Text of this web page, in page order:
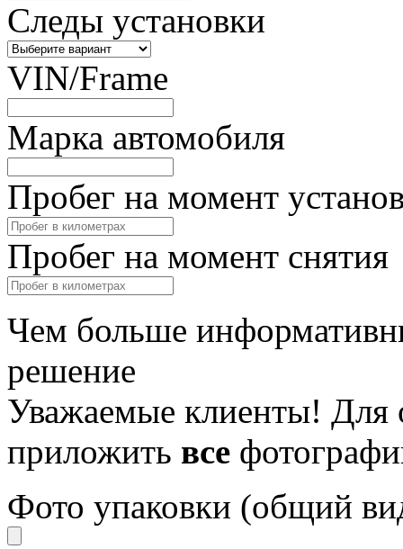
Следы установки
VIN/Frame
Марка автомобиля
Пробег на момент
Пробег на момент снятия
Чем больше
решение
Уважаемые клиенты! Для
приложить все
Фото упаковки (общий